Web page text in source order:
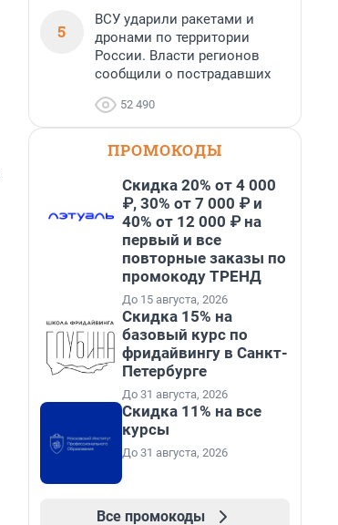
5
ВСУ ударили ракетами и
дронами по территории
России. Власти регионов
сообщили о пострадавших
52 490
ПРОМОКОДЫ
Скидка 20% от 4 000
₽, 30% от 7 000 ₽ и
40% от 12 000 ₽ на
первый и все
повторные заказы по
промокоду ТРЕНД
До 15 августа, 2026
Скидка 15% на
базовый курс по
фридайвингу в Санкт-
Петербурге
До 31 августа, 2026
Скидка 11% на все
курсы
До 31 августа, 2026
Все промокоды